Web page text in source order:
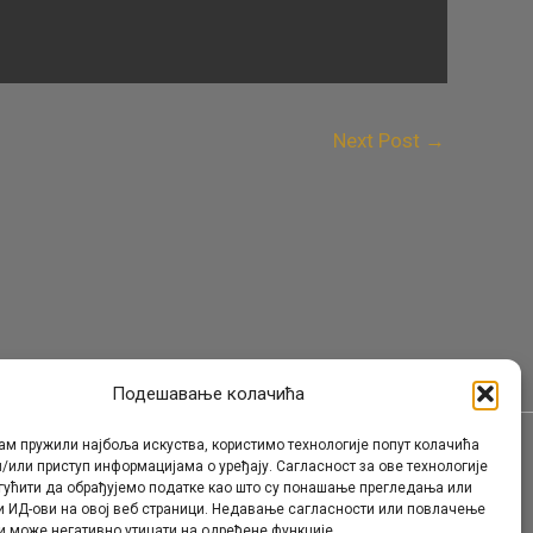
Подешавање колачића
пружили најбоља искуства, користимо технологије попут колачића
приступ информацијама о уређају. Сагласност за ове технологије
да обрађујемо податке као што су понашање прегледања или
ИД-ови на овој веб страници. Недавање сагласности или повлачење
Next Post →
Контакт